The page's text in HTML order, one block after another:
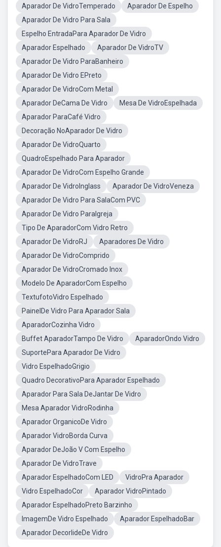
Aparador De VidroTemperado
Aparador De Espelho
Aparador De Vidro Para Sala
Espelho EntradaPara Aparador De Vidro
Aparador Espelhado
Aparador De VidroTV
Aparador De Vidro ParaBanheiro
Aparador De Vidro EPreto
Aparador De VidroCom Metal
Aparador DeCama De Vidro
Mesa De VidroEspelhada
Aparador ParaCafé Vidro
Decoração NoAparador De Vidro
Aparador De VidroQuarto
QuadroEspelhado Para Aparador
Aparador De VidroCom Espelho Grande
Aparador De VidroInglass
Aparador De VidroVeneza
Aparador De Vidro Para SalaCom PVC
Aparador De Vidro ParaIgreja
Tipo De AparadorCom Vidro Retro
Aparador De VidroRJ
Aparadores De Vidro
Aparador De VidroComprido
Aparador De VidroCromado Inox
Modelo De AparadorCom Espelho
TextufotoVidro Espelhado
PainelDe Vidro Para Aparador Sala
AparadorCozinha Vidro
Buffet AparadorTampo De Vidro
AparadorOndo Vidro
SuportePara Aparador De Vidro
Vidro EspelhadoGrigio
Quadro DecorativoPara Aparador Espelhado
Aparador Para Sala DeJantar De Vidro
Mesa Aparador VidroRodinha
Aparador OrganicoDe Vidro
Aparador VidroBorda Curva
Aparador DeJoão V Com Espelho
Aparador De VidroTrave
Aparador EspelhadoCom LED
VidroPra Aparador
Vidro EspelhadoCor
Aparador VidroPintado
Aparador EspelhadoPreto Barzinho
ImagemDe Vidro Espelhado
Aparador EspelhadoBar
Aparador DecorlideDe Vidro